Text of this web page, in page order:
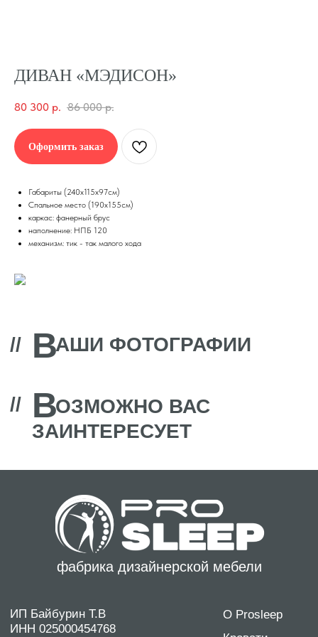
ДИВАН «МЭДИСОН»
80 300 р. 86 000 р.
Оформить заказ
Габариты (240х115х97см)
Спальное место (190х155см)
каркас: фанерный брус
наполнение: НПБ 120
механизм: тик - так малого хода
ВАШИ ФОТОГРАФИИ
В
//
Политика конфиденциальности
Согласие на обработку персональных данных
ИП Байбурин Т.В
фабрика дизайнерской мебели
О Prosleep
Диваны
Дизайнерам